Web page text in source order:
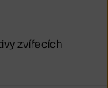
zvířecích